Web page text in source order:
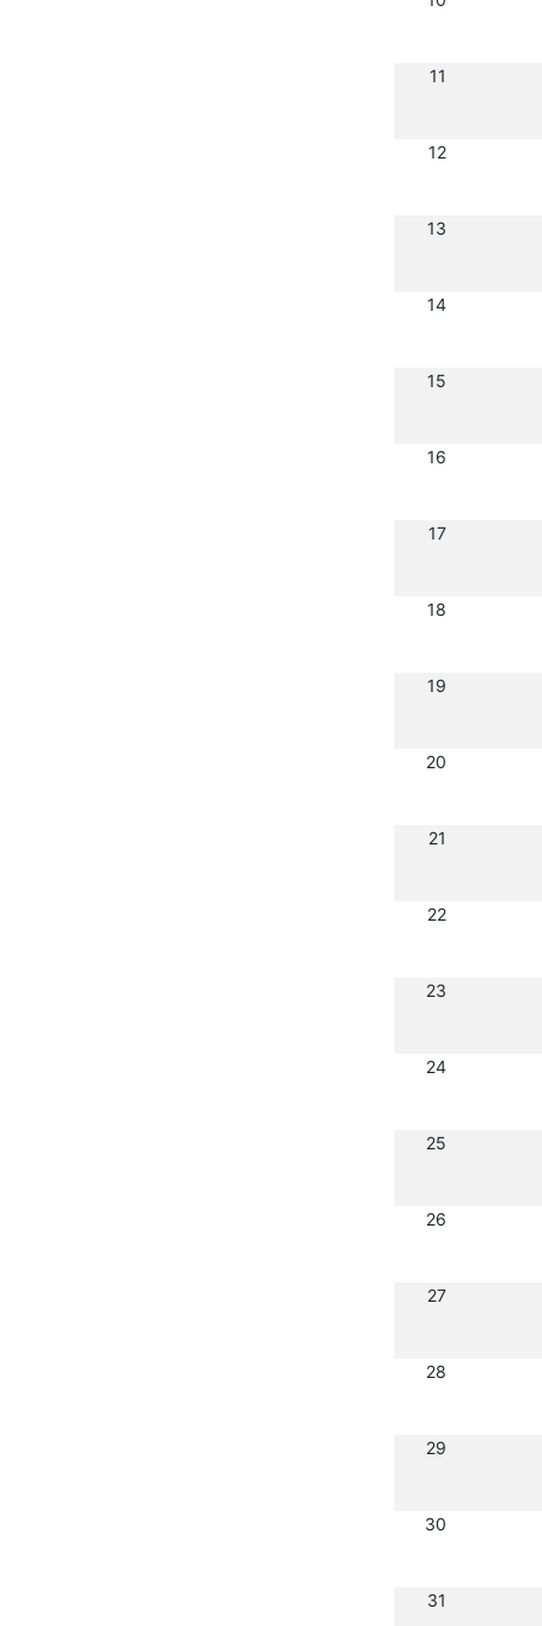
11
12
13
14
15
16
17
18
19
20
21
22
23
24
25
26
27
28
29
30
31